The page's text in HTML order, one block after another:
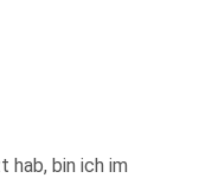
hab, bin ich im